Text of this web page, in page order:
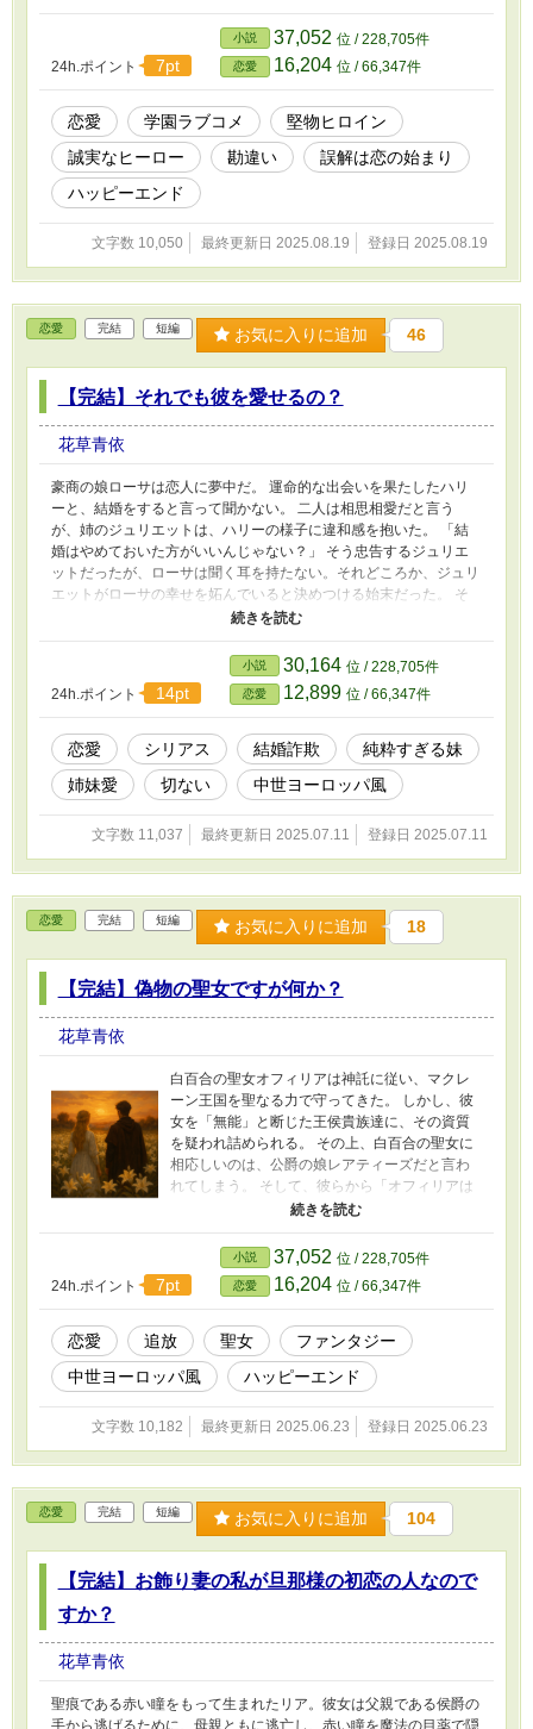
24h.ポイント 7pt
小説 37,052 位 / 228,705件
恋愛 16,204 位 / 66,347件
恋愛 学園ラブコメ
堅物ヒロイン
誠実なヒーロー
勘違い
誤解は恋の始まり
ハッピーエンド
文字数 10,050 最終更新日 2025.08.19 登録日 2025.08.19
恋愛 完結 短編 お気に入りに追加 46
【完結】それでも彼を愛せるの？
花草青依
豪商の娘ローサは恋人に夢中だ。 運命的な出会いを果たしたハリ
ーと、結婚をすると言って聞かない。 二人は相思相愛だと言う
が、姉のジュリエットは、ハリーの様子に違和感を抱いた。 「結
婚はやめておいた方がいいんじゃない？」 そう忠告するジュリエ
ットだったが、ローサは聞く耳を持たない。それどころか、ジュリ
エットがローサの幸せを妬んでいると決めつける始末だった。 そ
んなローサにジュリエットは問いかける。 「彼は別に女がいて、
彼にとってあなたは金づるにすぎない。あなたはそれでも彼を愛せ
24h.ポイント 14pt
小説 30,164 位 / 228,705件
恋愛 12,899 位 / 66,347件
恋愛 シリアス 結婚詐欺
純粋すぎる妹
姉妹愛
切ない 中世ヨーロッパ風
文字数 11,037 最終更新日 2025.07.11 登録日 2025.07.11
恋愛 完結 短編 お気に入りに追加 18
【完結】偽物の聖女ですが何か？
花草青依
白百合の聖女オフィリアは神託に従い、マクレ
ーン王国を聖なる力で守ってきた。 しかし、彼
女を「無能」と断じた王侯貴族達に、その資質
を疑われ詰められる。 その上、白百合の聖女に
相応しいのは、公爵の娘レアティーズだと言わ
れてしまう。 そして、彼らから「オフィリアは
偽物の聖女だ」と断じられた時、オフィリアは
笑ってこう言い放った。 「はい。偽物の聖女で
すが何か」 ■多分、王道の追放物（テンプレ作
品） ■三人称視点に挑戦中 ■画像は生成
AI（ChatGPT）
24h.ポイント 7pt
小説 37,052 位 / 228,705件
恋愛 16,204 位 / 66,347件
恋愛 追放 聖女
ファンタジー
中世ヨーロッパ風
ハッピーエンド
文字数 10,182 最終更新日 2025.06.23 登録日 2025.06.23
恋愛 完結 短編 お気に入りに追加 104
【完結】お飾り妻の私が旦那様の初恋の人なので
すか？
花草青依
聖痕である赤い瞳をもって生まれたリア。彼女は父親である侯爵の
手から逃げるために、母親ともに逃亡し、赤い瞳を魔法の目薬で隠